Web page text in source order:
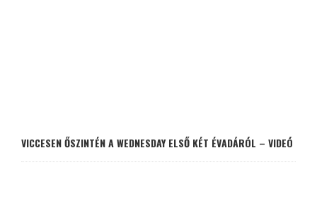
VICCESEN ŐSZINTÉN A WEDNESDAY ELSŐ KÉT ÉVADÁRÓL – VIDEÓ